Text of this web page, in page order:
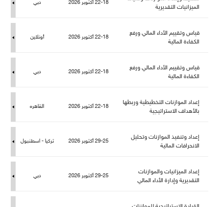
الميزانيات التقديرية
22-18 أكتوبر 2026 دبي
قياس وتقييم الأداء المالي ورفع
الكفاءة المالية
22-18 أكتوبر 2026 أونلاين
قياس وتقييم الأداء المالي ورفع
الكفاءة المالية
22-18 أكتوبر 2026 دبي
إعداد الموازنات التخطيطية وربطها
بالأهداف الاستراتيجية
22-18 أكتوبر 2026 القاهره
إعداد وتنفيذ الموازنات وتحلي
الانحرافات المالية
29-25 أكتوبر 2026 تركيا - اسطنبو
إعداد الميزانيات والموازنات
التقديرية وإدارة الأداء المالي
29-25 أكتوبر 2026 دبي